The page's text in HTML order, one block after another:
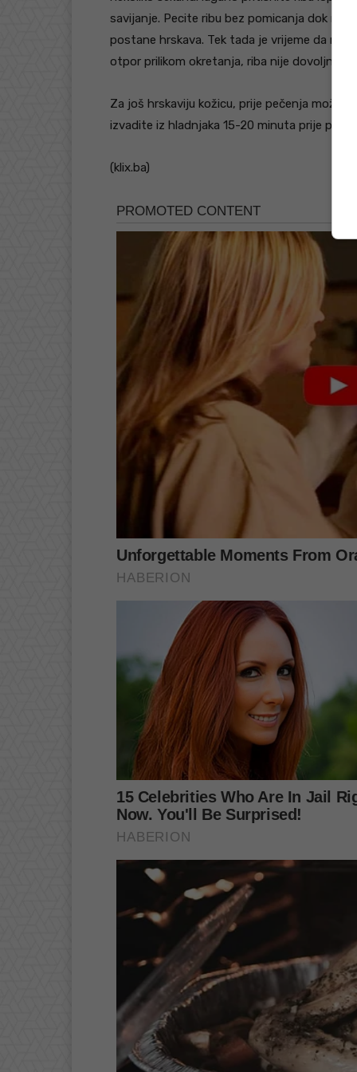
savijanje. Pecite ribu bez pomicanja dok
postane hrskava. Tek tada je vrijeme da
otpor prilikom okretanja, riba nije dovoljno
Za još hrskaviju kožicu, prije pečenja
izvadite iz hladnjaka 15-20 minuta prije
(klix.ba)